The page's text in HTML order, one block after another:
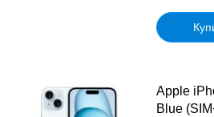
Apple
Blue